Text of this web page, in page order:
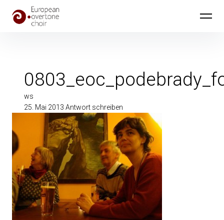
überspringen
Europa Obertonchor
ws
25. Mai 2013 Antwort schreiben